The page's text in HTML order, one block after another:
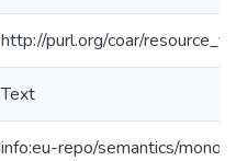
http://purl.org/coar/
Text
info:eu-repo/semantics/